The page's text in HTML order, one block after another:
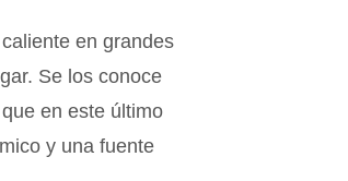
en grandes
Se los conoce
en este último
y una fuente